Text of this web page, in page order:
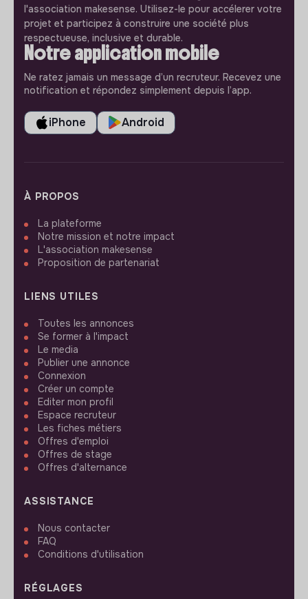
l'association makesense. Utilisez-le pour accélerer votre
projet et participez à construire une société plus
respectueuse, inclusive et durable.
Notre application mobile
Ne ratez jamais un message d’un recruteur. Recevez une
notification et répondez simplement depuis l’app.
iPhone Android
À PROPOS
La plateforme
Notre mission et notre impact
L'association makesense
Proposition de partenariat
LIENS UTILES
Toutes les annonces
Se former à l'impact
Le media
Publier une annonce
Connexion
Créer un compte
Editer mon profil
Espace recruteur
Les fiches métiers
Offres d'emploi
Offres de stage
Offres d'alternance
ASSISTANCE
Nous contacter
FAQ
Conditions d'utilisation
RÉGLAGES